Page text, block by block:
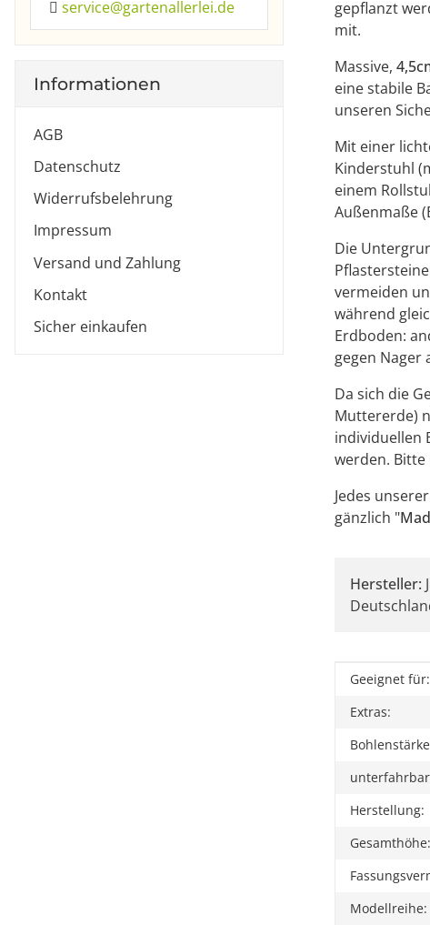
gepflanzt
mit.
Massive,
eine stabile
unseren
Mit einer
Kinderstuhl
einem
Außenmaße
Die
vermeiden
während
Erdboden:
gegen Nager
Da sich die
Muttererde)
individuellen
werden. Bitte
Jedes
gänzlich "
Hersteller:
Wert
Geeignet für:
Extras:
Herstellung:
Gesamthöhe:
Modellreihe:
service@gartenallerlei.de
Informationen
AGB
Datenschutz
Widerrufsbelehrung
Impressum
Versand und Zahlung
Kontakt
Sicher einkaufen